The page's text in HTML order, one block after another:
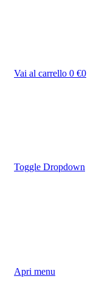
Vai al carrello 0 €0
Toggle Dropdown
Apri menu